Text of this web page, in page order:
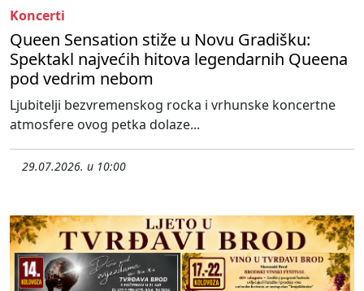
Koncerti
Queen Sensation stiže u Novu Gradišku:
Spektakl najvećih hitova legendarnih Queena
pod vedrim nebom
Ljubitelji bezvremenskog rocka i vrhunske koncertne
atmosfere ovog petka dolaze...
29.07.2026. u 10:00